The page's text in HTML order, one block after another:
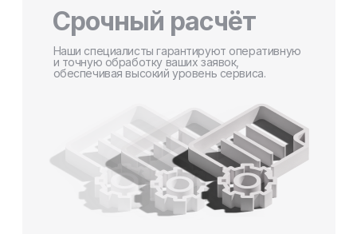
Срочный расчёт
Наши специалисты гарантируют оперативную
и точную обработку ваших заявок,
обеспечивая высокий уровень сервиса.